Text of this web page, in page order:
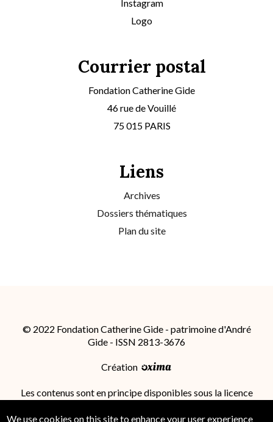
Instagram
Logo
Courrier postal
Fondation Catherine Gide
46 rue de Vouillé
75 015 PARIS
Liens
Archives
Dossiers thématiques
Plan du site
© 2022 Fondation Catherine Gide - patrimoine d'André
Gide - ISSN 2813-3676
Création
Les contenus sont en principe disponibles sous la licence
International (CC BY-SA 4.0); des conditions
We use cookies on this site to enhance your user experience